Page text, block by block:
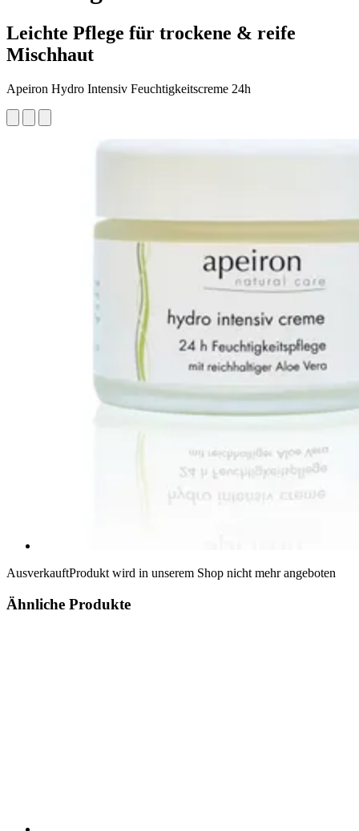
Leichte Pflege für trockene & reife
Mischhaut
Apeiron Hydro Intensiv Feuchtigkeitscreme 24h
AusverkauftProdukt wird in unserem Shop nicht mehr angeboten
Ähnliche Produkte